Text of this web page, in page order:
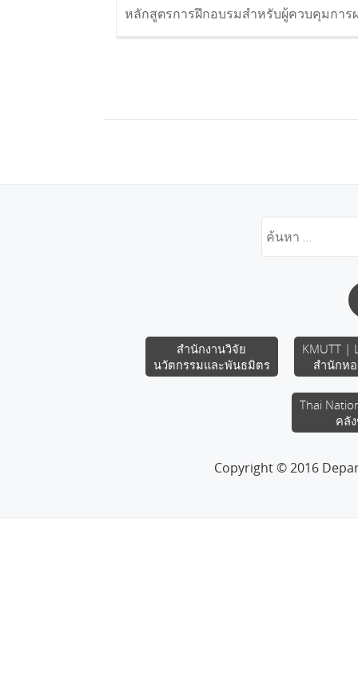
หลักสูตรการฝึกอบรมสำหรับผู้ควบคุมการ
สำนักงานวิจัย
นวัตกรรมและพันธมิตร
KMUTT |
สำนักห
Thai
คลั
Copyright © 2016